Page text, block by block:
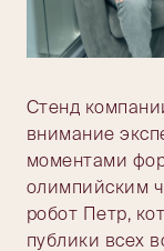
Стенд
внимание
моментами
олимпийским
робот Петр,
публики всех